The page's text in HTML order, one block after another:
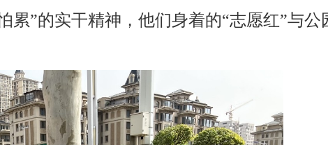
”的实干精神，他们身着的“志愿红”与公